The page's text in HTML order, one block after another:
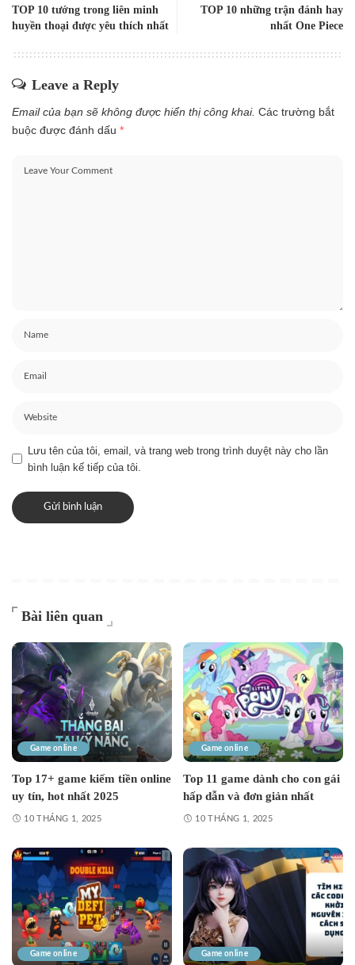
TOP 10 tướng trong liên minh
huyền thoại được yêu thích nhất
TOP 10 những trận đánh hay
nhất One Piece
Leave a Reply
Email của bạn sẽ không được hiển thị công khai. Các trường bắt
buộc được đánh dấu *
Lưu tên của tôi, email, và trang web trong trình duyệt này cho lần
bình luận kế tiếp của tôi.
Bài liên quan
Game online
Top 17+ game kiếm tiền online
uy tín, hot nhất 2025
10 THÁNG 1, 2025
Game online
Top 11 game dành cho con gái
hấp dẫn và đơn giản nhất
10 THÁNG 1, 2025
Game online Game online